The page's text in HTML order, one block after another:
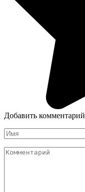
Добавить комментарий
Имя
Комментарий